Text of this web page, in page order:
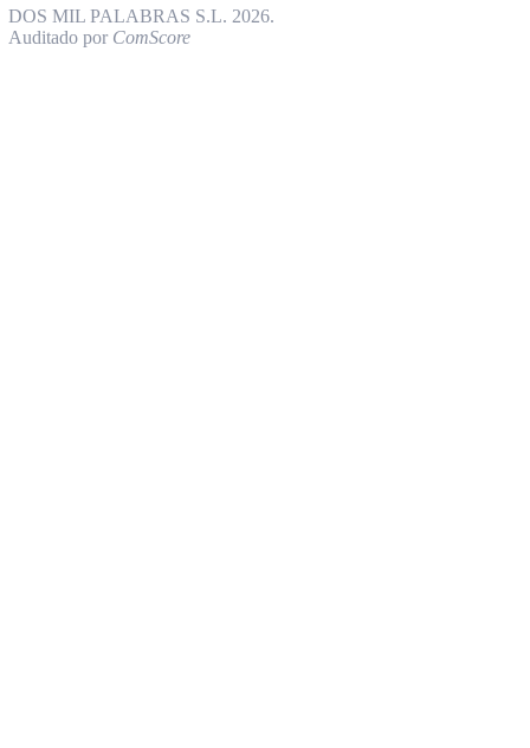
DOS MIL PALABRAS S.L. 2026.
Auditado por ComScore